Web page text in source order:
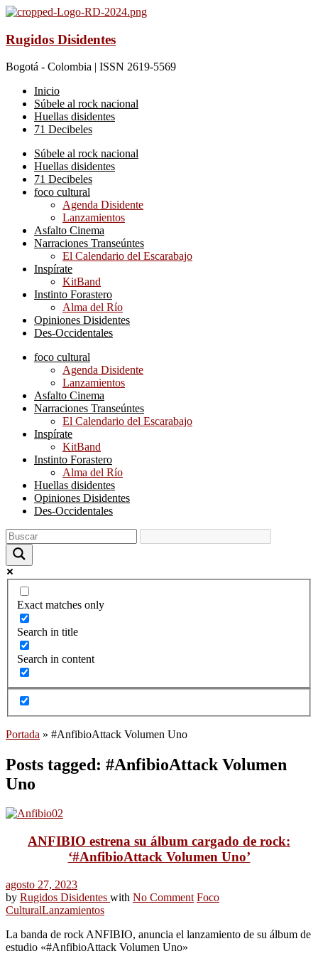
Rugidos Disidentes
Bogotá - Colombia | ISSN 2619-5569
Inicio
Súbele al rock nacional
Huellas disidentes
71 Decibeles
Súbele al rock nacional
Huellas disidentes
71 Decibeles
foco cultural
Agenda Disidente
Lanzamientos
Asfalto Cinema
Narraciones Transeúntes
El Calendario del Escarabajo
Inspírate
KitBand
Instinto Forastero
Alma del Río
Opiniones Disidentes
Des-Occidentales
foco cultural
Agenda Disidente
Lanzamientos
Asfalto Cinema
Narraciones Transeúntes
El Calendario del Escarabajo
Inspírate
KitBand
Instinto Forastero
Alma del Río
Huellas disidentes
Opiniones Disidentes
Des-Occidentales
Exact matches only
Search in title
Search in content
Portada » #AnfibioAttack Volumen Uno
Posts tagged: #AnfibioAttack Volumen
Uno
ANFIBIO estrena su álbum cargado de rock:
‘#AnfibioAttack Volumen Uno’
agosto 27, 2023
by Rugidos Disidentes with No Comment Foco
CulturalLanzamientos
La banda de rock ANFIBIO, anuncia el lanzamiento de su álbum de
estudio «#AnfibioAttack Volumen Uno»